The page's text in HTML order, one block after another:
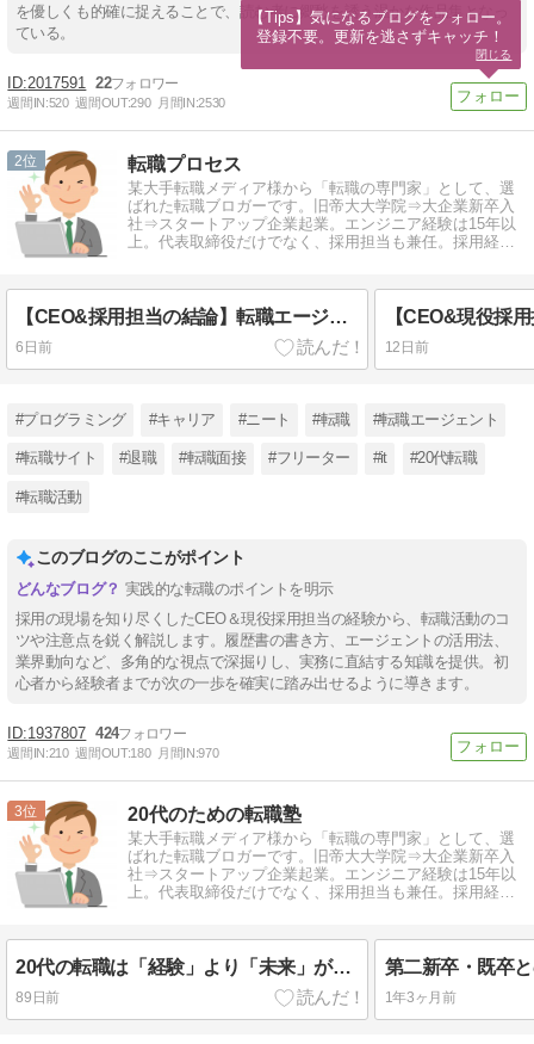
を優しくも的確に捉えることで、読む者に郷愁を誘う温かな作品集となっ
ている。
2017591 22
週間IN:520 週間OUT:290 月間IN:2530
2 転職プロセス
某大手転職メディア様から「転職の専門家」として、選
ばれた転職ブロガーです。旧帝大大学院⇒大企業新卒入
社⇒スタートアップ企業起業。エンジニア経験は15年以
上。代表取締役だけでなく、採用担当も兼任。採用経
【CEO&採用担当の結論】転職エージェントは紹介手数料がかかるから不利って本当？
6日前 12日前
#プログラミング #キャリア #ニート #転職 #転職エージェント
#転職サイト #退職 #転職面接 #フリーター #it #20代転職
#転職活動
このブログのここがポイント
実践的な転職のポイントを明示
採用の現場を知り尽くしたCEO＆現役採用担当の経験から、転職活動のコ
ツや注意点を鋭く解説します。履歴書の書き方、エージェントの活用法、
業界動向など、多角的な視点で深掘りし、実務に直結する知識を提供。初
心者から経験者までが次の一歩を確実に踏み出せるように導きます。
1937807 424
週間IN:210 週間OUT:180 月間IN:970
3 20代のための転職塾
某大手転職メディア様から「転職の専門家」として、選
ばれた転職ブロガーです。旧帝大大学院⇒大企業新卒入
社⇒スタートアップ企業起業。エンジニア経験は15年以
上。代表取締役だけでなく、採用担当も兼任。採用経
20代の転職は「経験」より「未来」が武器になる！人事担当者が本当に知りたい履歴書・職務経歴書の書き方
89日前 1年3ヶ月前
【Tips】気になるブログをフォロー。
登録不要。更新を逃さずキャッチ！
閉じる